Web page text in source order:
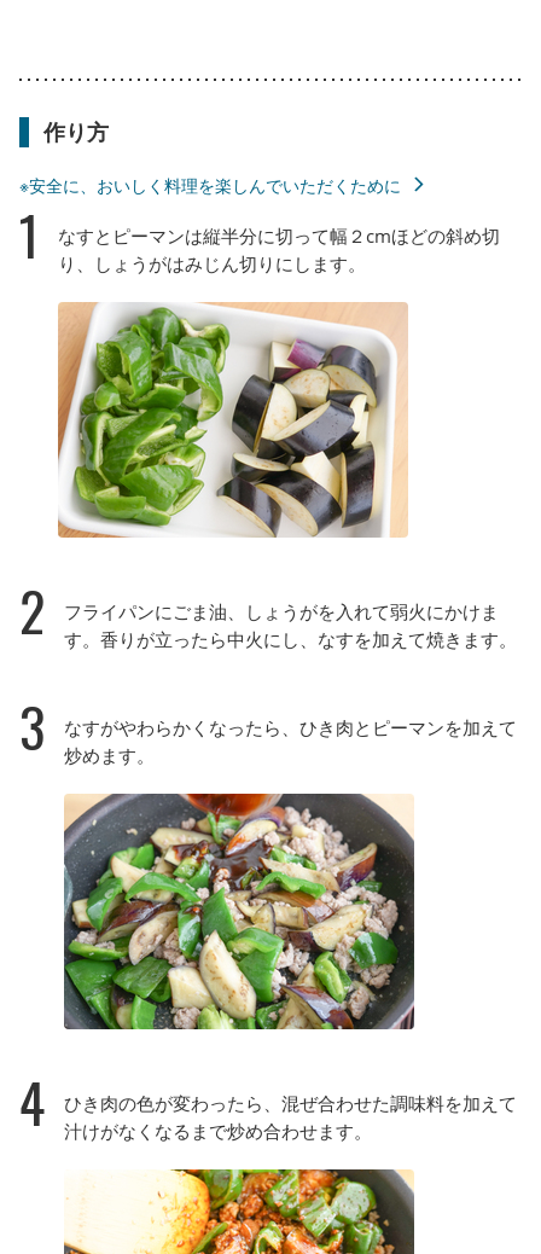
作り方
※安全に、おいしく料理を楽しんでいただくために
1
なすとピーマンは縦半分に切って幅２cmほどの斜め切
り、しょうがはみじん切りにします。
2
フライパンにごま油、しょうがを入れて弱火にかけま
す。香りが立ったら中火にし、なすを加えて焼きます。
3
なすがやわらかくなったら、ひき肉とピーマンを加えて
炒めます。
4
ひき肉の色が変わったら、混ぜ合わせた調味料を加えて
汁けがなくなるまで炒め合わせます。